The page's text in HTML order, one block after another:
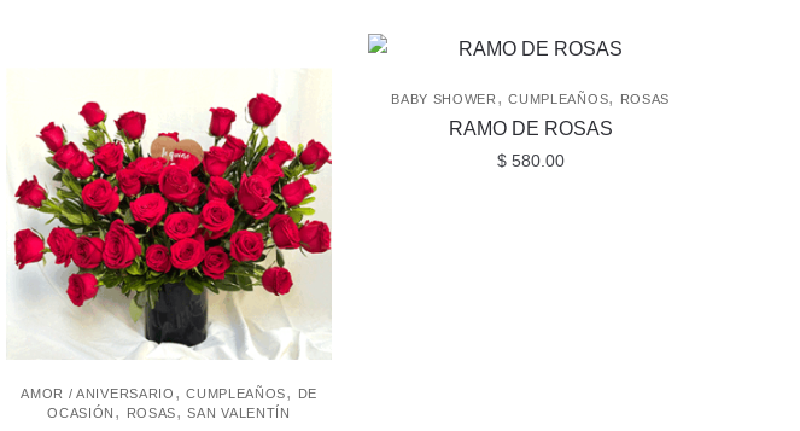
AMOR / ANIVERSARIO ,CUMPLEAÑOS,
DE
OCASIÓN , ROSAS,SAN VALENTÍN
BABY SHOWER ,CUMPLEAÑOS, ROSAS
RAMO DE ROSAS
$580.00